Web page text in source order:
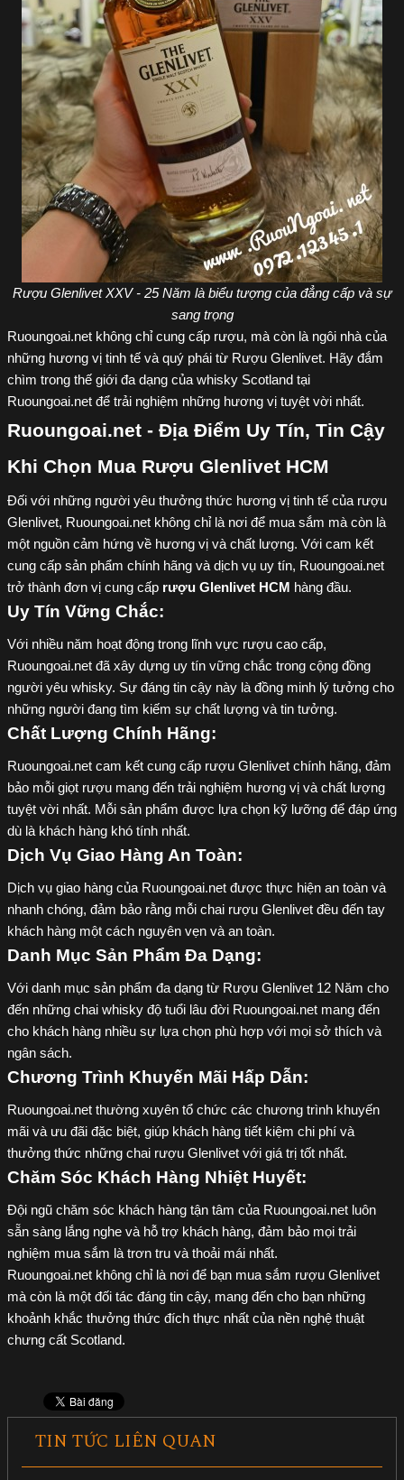
Rượu Glenlivet XXV - 25 Năm là biểu tượng của đẳng cấp và sự
sang trọng
Ruoungoai.net không chỉ cung cấp rượu, mà còn là ngôi nhà của
những hương vị tinh tế và quý phái từ Rượu Glenlivet. Hãy đắm
chìm trong thế giới đa dạng của whisky Scotland tại
Ruoungoai.net để trải nghiệm những hương vị tuyệt vời nhất.
Ruoungoai.net - Địa Điểm Uy Tín, Tin Cậy
Khi Chọn Mua Rượu Glenlivet HCM
Đối với những người yêu thưởng thức hương vị tinh tế của rượu
Glenlivet, Ruoungoai.net không chỉ là nơi để mua sắm mà còn là
một nguồn cảm hứng về hương vị và chất lượng. Với cam kết
cung cấp sản phẩm chính hãng và dịch vụ uy tín, Ruoungoai.net
trở thành đơn vị cung cấp rượu Glenlivet HCM hàng đầu.
Uy Tín Vững Chắc:
Với nhiều năm hoạt động trong lĩnh vực rượu cao cấp,
Ruoungoai.net đã xây dựng uy tín vững chắc trong cộng đồng
người yêu whisky. Sự đáng tin cậy này là đồng minh lý tưởng cho
những người đang tìm kiếm sự chất lượng và tin tưởng.
Chất Lượng Chính Hãng:
Ruoungoai.net cam kết cung cấp rượu Glenlivet chính hãng, đảm
bảo mỗi giọt rượu mang đến trải nghiệm hương vị và chất lượng
tuyệt vời nhất. Mỗi sản phẩm được lựa chọn kỹ lưỡng để đáp ứng
dù là khách hàng khó tính nhất.
Dịch Vụ Giao Hàng An Toàn:
Dịch vụ giao hàng của Ruoungoai.net được thực hiện an toàn và
nhanh chóng, đảm bảo rằng mỗi chai rượu Glenlivet đều đến tay
khách hàng một cách nguyên vẹn và an toàn.
Danh Mục Sản Phẩm Đa Dạng:
Với danh mục sản phẩm đa dạng từ Rượu Glenlivet 12 Năm cho
đến những chai whisky độ tuổi lâu đời Ruoungoai.net mang đến
cho khách hàng nhiều sự lựa chọn phù hợp với mọi sở thích và
ngân sách.
Chương Trình Khuyến Mãi Hấp Dẫn:
Ruoungoai.net thường xuyên tổ chức các chương trình khuyến
mãi và ưu đãi đặc biệt, giúp khách hàng tiết kiệm chi phí và
thưởng thức những chai rượu Glenlivet với giá trị tốt nhất.
Chăm Sóc Khách Hàng Nhiệt Huyết:
Đội ngũ chăm sóc khách hàng tận tâm của Ruoungoai.net luôn
sẵn sàng lắng nghe và hỗ trợ khách hàng, đảm bảo mọi trải
nghiệm mua sắm là trơn tru và thoải mái nhất.
Ruoungoai.net không chỉ là nơi để bạn mua sắm rượu Glenlivet
mà còn là một đối tác đáng tin cậy, mang đến cho bạn những
khoảnh khắc thưởng thức đích thực nhất của nền nghệ thuật
chưng cất Scotland.
TIN TỨC LIÊN QUAN